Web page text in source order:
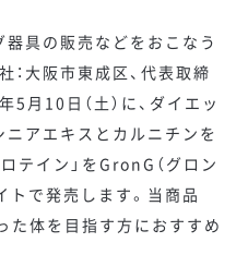
具の販売などをおこなう
大阪市東成区、代表取締
5月10日（土）に、ダイエッ
アエキスとカルニチンを
テイン」をGronG（グロン
トで発売します。当商品
た体を目指す方におすすめ